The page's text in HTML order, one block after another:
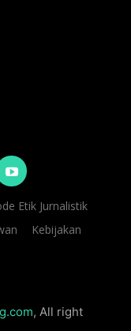
Etik Jurnalistik
Kebijakan
, All right